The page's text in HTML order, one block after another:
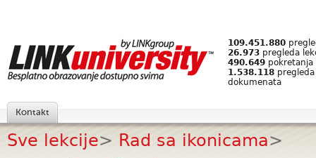
109.451.880
26.973 pregleda
490.649 pokretanja
1.538.118
dokumenata
Kontakt
Sve lekcije> Rad sa ikonicama>